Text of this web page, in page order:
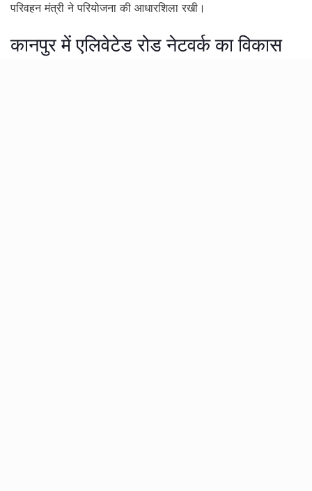
परिवहन मंत्री ने परियोजना की आधारशिला रखी।
कानपुर में एलिवेटेड रोड नेटवर्क का विकास